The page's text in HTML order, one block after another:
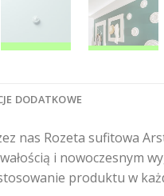
DODATKOWE
nas Rozeta sufitowa
i nowoczesnym
produktu w